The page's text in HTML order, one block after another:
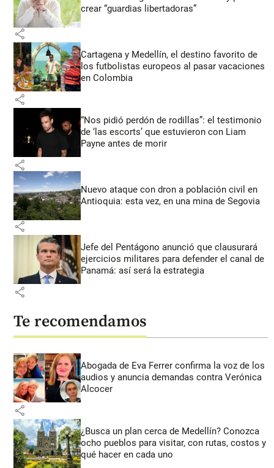
crear “guardias libertadoras”
share
Cartagena y Medellín, el destino favorito de
los futbolistas europeos al pasar vacaciones
en Colombia
share
“Nos pidió perdón de rodillas”: el testimonio
de ‘las escorts’ que estuvieron con Liam
Payne antes de morir
share
Nuevo ataque con dron a población civil en
Antioquia: esta vez, en una mina de Segovia
share
Jefe del Pentágono anunció que clausurará
ejercicios militares para defender el canal de
Panamá: así será la estrategia
share
Te recomendamos
Abogada de Eva Ferrer confirma la voz de los
audios y anuncia demandas contra Verónica
Alcocer
share
¿Busca un plan cerca de Medellín? Conozca
ocho pueblos para visitar, con rutas, costos y
qué hacer en cada uno